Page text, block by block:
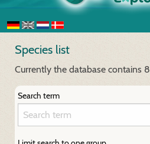
Species list
Currently the database contains
Search term